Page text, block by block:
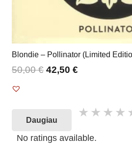
Blondie – Pollinator (Limited
50,00€ 42,50 €
Daugiau
No ratings available.